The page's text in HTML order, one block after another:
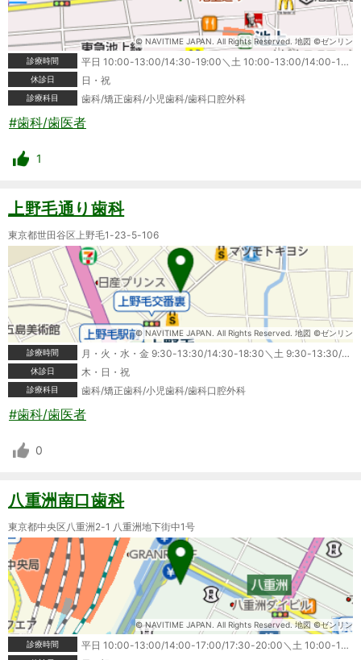
© NAVITIME JAPAN. All Rights Reserved. 地図 ©ゼンリン
診療時間
平日 10:00-13:00/14:30-19:00＼土 10:00-13:00/14:00-17:00
休診日 日・祝
診療科目 歯科/矯正歯科/小児歯科/歯科口腔外科
#歯科/歯医者
1
上野毛通り歯科
東京都世田谷区上野毛1-23-5-106
© NAVITIME JAPAN. All Rights Reserved. 地図 ©ゼンリン
診療時間
月・火・水・金 9:30-13:30/14:30-18:30＼土 9:30-13:30/14:30-17:00
休診日 木・日・祝
診療科目 歯科/矯正歯科/小児歯科/歯科口腔外科
#歯科/歯医者
0
八重洲南口歯科
東京都中央区八重洲2-1 八重洲地下街中1号
© NAVITIME JAPAN. All Rights Reserved. 地図 ©ゼンリン
診療時間
平日 10:00-13:00/14:00-17:00/17:30-20:00＼土 10:00-13:00/14:00-17:00